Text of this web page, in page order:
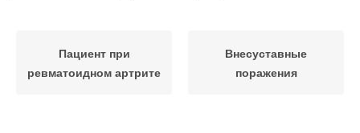
Пациент при
ревматоидном артрите
Внесуставные
поражения